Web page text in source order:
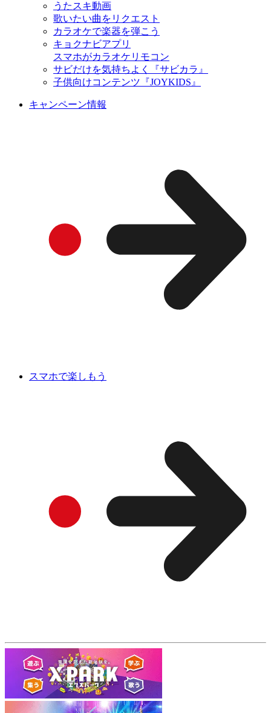
うたスキ動画
歌いたい曲をリクエスト
カラオケで楽器を弾こう
キョクナビアプリ
スマホがカラオケリモコン
サビだけを気持ちよく『サビカラ』
子供向けコンテンツ『JOYKIDS』
キャンペーン情報
スマホで楽しもう